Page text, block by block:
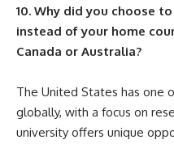
10. Why did you choose
instead of your home
Canada or Australia?
The United States has one
globally, with a focus on
university offers unique